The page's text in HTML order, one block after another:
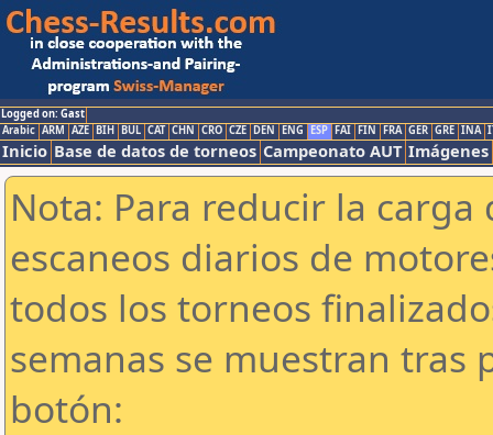
Logged on: Gast
Arabic ARM AZE BIH BUL CAT CHN CRO CZE DEN ENG ESP FAI FIN FRA GER GRE INA
Inicio Base de datos de torneos Campeonato AUT Imágenes
Nota: Para reducir la
escaneos diarios de
todos los torneos
semanas se muestran tras
botón: